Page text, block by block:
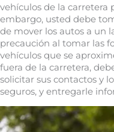
vehículos de la carretera
embargo, usted debe
de mover los autos a un
precaución al tomar las
vehículos que se
fuera de la carretera,
solicitar sus contactos y
seguros, y entregarle